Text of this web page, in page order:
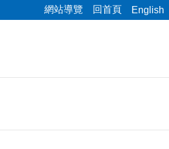
網站導覽 回首頁 English